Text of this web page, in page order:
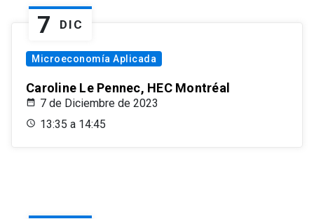
7 DIC
Microeconomía Aplicada
Caroline Le Pennec, HEC Montréal
7 de Diciembre de 2023
13:35 a 14:45